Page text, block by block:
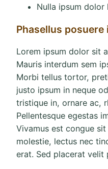
Nulla ipsum dolor
Phasellus posuere
Lorem ipsum dolor sit
Mauris interdum sem
Morbi tellus tortor,
justo ipsum in neque
tristique in, ornare ac,
Pellentesque egestas
Vivamus est congue
molestie, lectus nec
erat. Sed placerat velit